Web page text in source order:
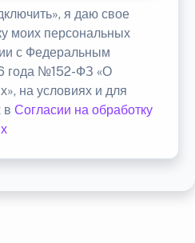
я даю свое
моих персональных
с Федеральным
года №152-ФЗ «О
на условиях и для
в Согласии на обработку